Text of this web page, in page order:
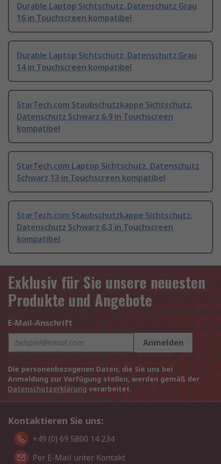
Durable Laptop Sichtschutz, Datenschutz Grau
16 in Touchscreen kompatibel
Durable Laptop Sichtschutz, Datenschutz Grau
14 in Touchscreen kompatibel
StarTech.com Staubschutzkappe Sichtschutz,
Datenschutz Schwarz 6.9 in Touchscreen
kompatibel
StarTech.com Laptop Sichtschutz, Datenschutz
Schwarz 13 in Touchscreen kompatibel
StarTech.com Staubschutzkappe Sichtschutz,
Datenschutz Schwarz 6.3 in Touchscreen
kompatibel
Exklusiv für Sie unsere neuesten
Produkte und Angebote
E-Mail-Anschrift
Anmelden
Die personenbezogenen Daten, die Sie uns bei
Anmeldung zur Verfügung stellen, werden gemäß der
Datenschutzerklärung verarbeitet.
Kontaktieren Sie uns:
+49 (0) 69 5800 14 234
Per E-Mail unter Kontakt